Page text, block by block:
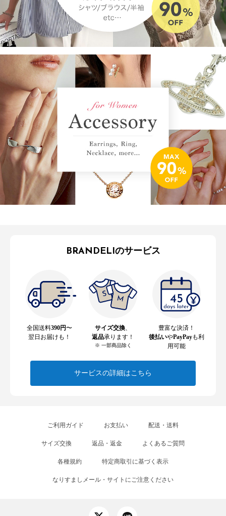
BRANDELIのサービス
全国送料390円〜
翌日お届けも！
サイズ交換、
返品承ります！
※ 一部商品除く
豊富な決済！
後払いやPayPayも利
用可能
サービスの詳細はこちら
ご利用ガイド お支払い 配送・送料
サイズ交換 返品・返金 よくあるご質問
各種規約 特定商取引に基づく表示
なりすましメール・サイトにご注意ください